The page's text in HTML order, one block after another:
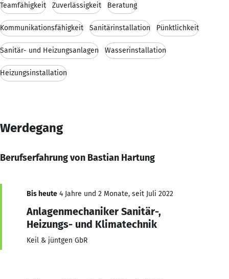
Teamfähigkeit Zuverlässigkeit Beratung
Kommunikationsfähigkeit Sanitärinstallation Pünktlichkeit
Sanitär- und Heizungsanlagen Wasserinstallation
Heizungsinstallation
Werdegang
Berufserfahrung von Bastian Hartung
Bis heute 4 Jahre und 2 Monate, seit Juli 2022
Anlagenmechaniker Sanitär-,
Heizungs- und Klimatechnik
Keil & jüntgen GbR